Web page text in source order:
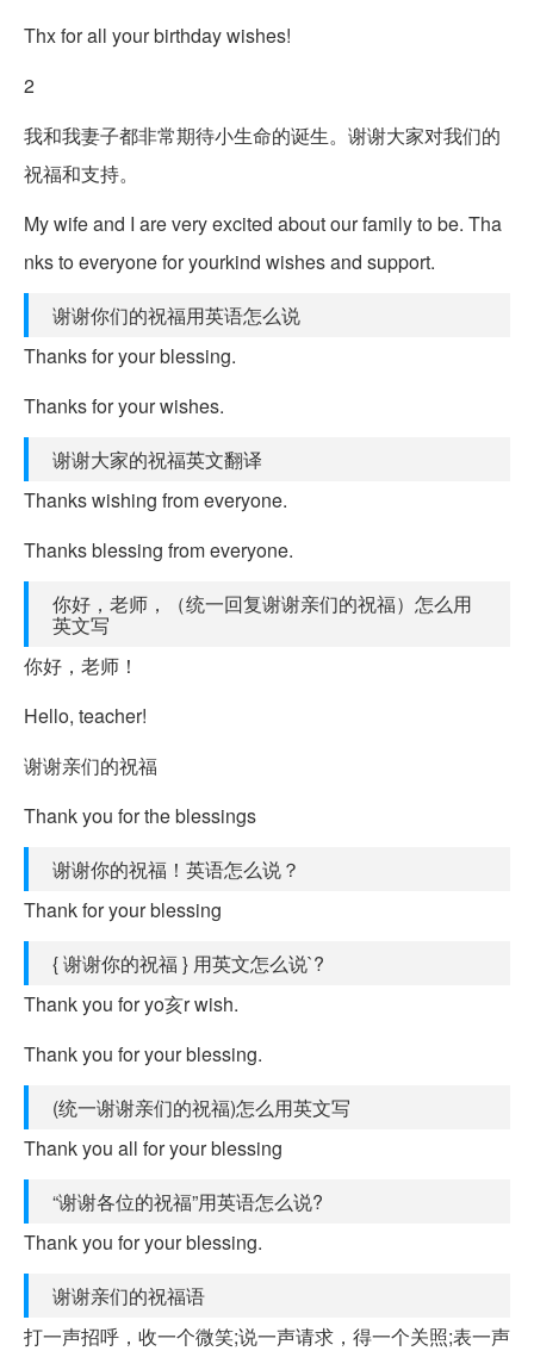
Thx for all your birthday wishes!
2
我和我妻子都非常期待小生命的诞生。谢谢大家对我们的
祝福和支持。
My wife and I are very excited about our family to be. Tha
nks to everyone for yourkind wishes and support.
谢谢你们的祝福用英语怎么说
Thanks for your blessing.
Thanks for your wishes.
谢谢大家的祝福英文翻译
Thanks wishing from everyone.
Thanks blessing from everyone.
你好，老师，（统一回复谢谢亲们的祝福）怎么用
英文写
你好，老师！
Hello, teacher!
谢谢亲们的祝福
Thank you for the blessings
谢谢你的祝福！英语怎么说？
Thank for your blessing
{ 谢谢你的祝福 } 用英文怎么说`?
Thank you for yo亥r wish.
Thank you for your blessing.
(统一谢谢亲们的祝福)怎么用英文写
Thank you all for your blessing
“谢谢各位的祝福”用英语怎么说?
Thank you for your blessing.
谢谢亲们的祝福语
打一声招呼，收一个微笑;说一声请求，得一个关照;表一声